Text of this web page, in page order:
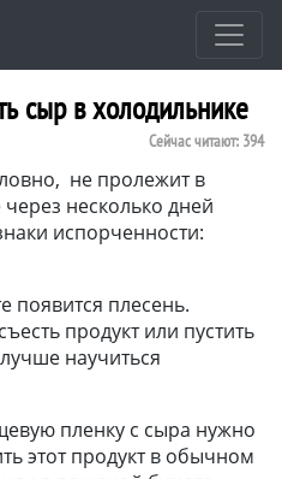
сыр в холодильнике
Сейчас читают: 394
не пролежит в
несколько дней
испорченности:
появится плесень.
продукт или пустить
научиться
пленку с сыра нужно
этот продукт в обычном